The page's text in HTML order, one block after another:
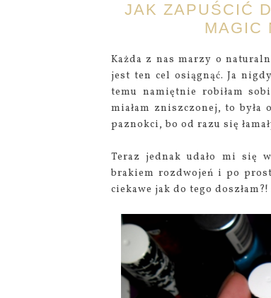
JAK ZAPUŚCIĆ
MAGIC
Każda z nas marzy o
jest ten cel osiągnąć. Ja
temu namiętnie robiłam
miałam zniszczonej, to była
paznokci, bo od razu się
Teraz jednak udało mi się
brakiem rozdwojeń i po
ciekawe jak do tego doszłam?!